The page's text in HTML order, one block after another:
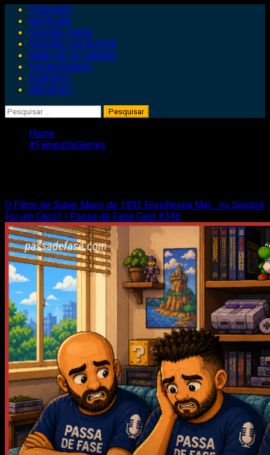
Primary
Menu
PODCAST
NOTÍCIAS
SESSÃO INDIE
SESSÃO LOCADORA
ANÁLISE DE GAMES
QUEM SOMOS
CONTATO
MÍDIA KIT
Pesquisar
por:
Home
#FilmesDeGames
O Filme de Super Mario de 1993 Envelheceu Mal… ou Sempre
Foi um Caos? | Passa de Fase Cast #346